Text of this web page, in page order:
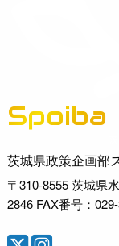
Spoiba
茨城県政策企画部
〒310-8555 茨城県
2846 FAX番号：